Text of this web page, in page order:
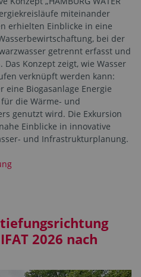
miteinander
erhielten Einblicke in eine
bei der
getrennt erfasst und
Konzept zeigt, wie Wasser
verknüpft werden kann:
eine Biogasanlage Energie
die Wärme- und
genutzt wird. Die Exkursion
Einblicke in innovative
und Infrastrukturplanung.
2026 nach